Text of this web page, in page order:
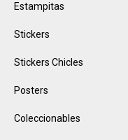
Estampitas
Stickers
Stickers Chicles
Posters
Coleccionables